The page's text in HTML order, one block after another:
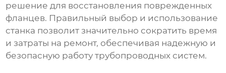
решение для восстановления поврежденных
фланцев. Правильный выбор и использование
станка позволит значительно сократить время
и затраты на ремонт, обеспечивая надежную и
безопасную работу трубопроводных систем.